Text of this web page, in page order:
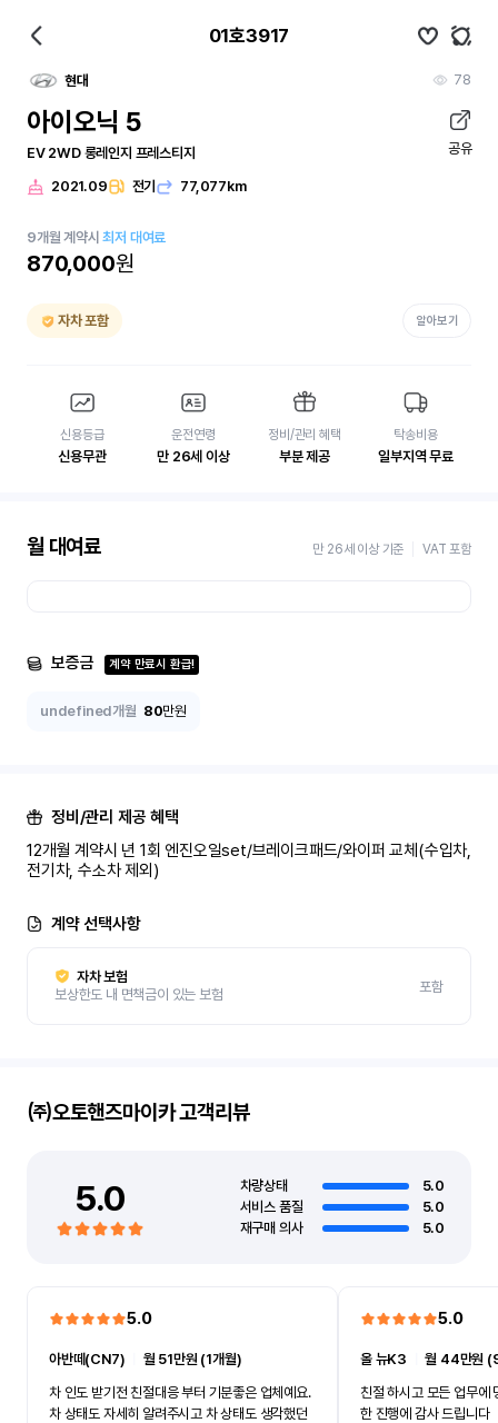
01호3917
현대 78
아이오닉 5
EV 2WD 롱레인지 프레스티지 공유
2021.09 전기 77,077km
9개월 계약시최저 대여료
870,000원
자차 포함 알아보기
신용등급
신용무관
운전연령
만 26세 이상
정비/관리 혜택
부분 제공
탁송비용
일부지역 무료
월 대여료 만 26세 이상 기준 VAT 포함
보증금 계약 만료시 환급!
undefined개월 80만원
정비/관리 제공 혜택
12개월 계약시 년 1회 엔진오일set/브레이크패드/와이퍼 교체(수입차,
전기차, 수소차 제외)
계약 선택사항
자차 보험
보상한도 내 면책금이 있는 보험
포함
㈜오토핸즈마이카고객리뷰
5.0 차량상태
5.0
서비스 품질
5.0
재구매 의사
5.0
5.0
아반떼(CN7)
월 51만원 (1개월)
차 인도 받기전 친절대응 부터 기분좋은 업체예요.
차 상태도 자세히 알려주시고 차 상태도 생각했던
5.0
올 뉴K3 ㅣ월 44만원
친절 하시고 모든 업무에
한 진행에 감사 드립니다